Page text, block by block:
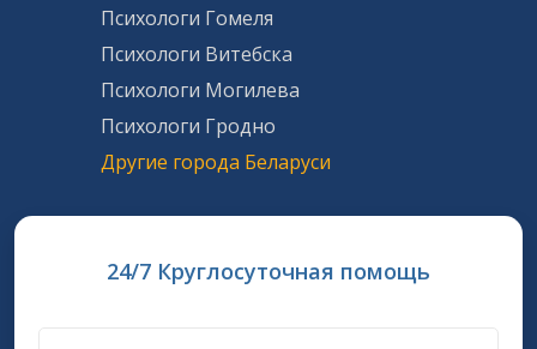
Психологи Гомеля
Психологи Витебска
Психологи Могилева
Психологи Гродно
Другие города Беларуси
24/7 Круглосуточная помощь